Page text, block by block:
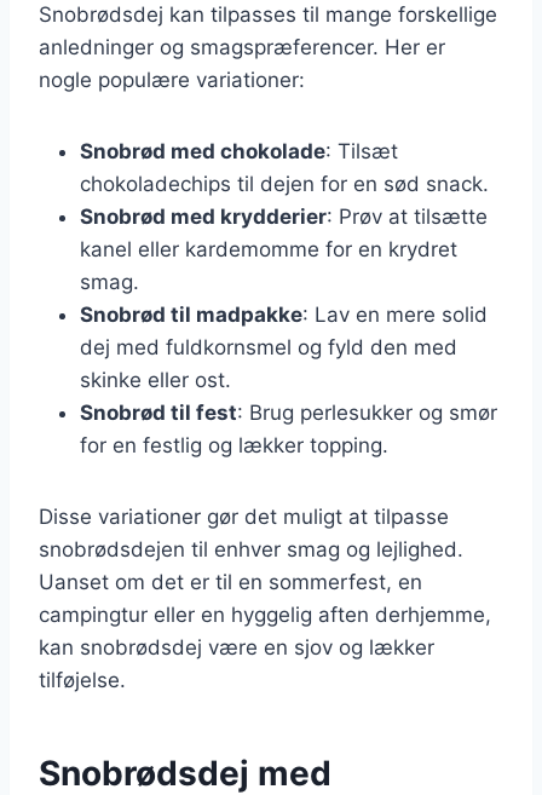
Snobrødsdej kan tilpasses til mange forskellige
anledninger og smagspræferencer. Her er
nogle populære variationer:
Snobrød med chokolade: Tilsæt
chokoladechips til dejen for en sød snack.
Snobrød med krydderier: Prøv at tilsætte
kanel eller kardemomme for en krydret
smag.
Snobrød til madpakke: Lav en mere solid
dej med fuldkornsmel og fyld den med
skinke eller ost.
Snobrød til fest: Brug perlesukker og smør
for en festlig og lækker topping.
Disse variationer gør det muligt at tilpasse
snobrødsdejen til enhver smag og lejlighed.
Uanset om det er til en sommerfest, en
campingtur eller en hyggelig aften derhjemme,
kan snobrødsdej være en sjov og lækker
tilføjelse.
Snobrødsdej med